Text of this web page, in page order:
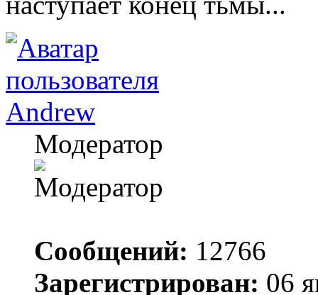
Andrew
Модератор
Сообщений: 12766
Зарегистрирован: 06